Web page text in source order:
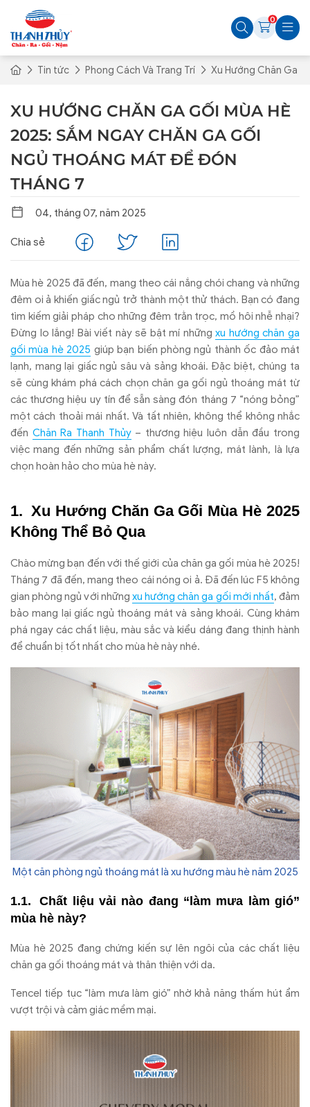
0
Tin tức Phong Cách Và Trang Trí Xu Hướng Chăn Ga
XU HƯỚNG CHĂN GA GỐI MÙA HÈ
2025: SẮM NGAY CHĂN GA GỐI
NGỦ THOÁNG MÁT ĐỂ ĐÓN
THÁNG 7
04, tháng 07, năm 2025
Chia sẻ
Mùa hè 2025 đã đến, mang theo cái nắng chói chang và những
đêm oi ả khiến giấc ngủ trở thành một thử thách. Bạn có đang
tìm kiếm giải pháp cho những đêm trằn trọc, mồ hôi nhễ nhại?
Đừng lo lắng! Bài viết này sẽ bật mí nhữngxu hướng chăn ga
gối mùa hè 2025 giúp bạn biến phòng ngủ thành ốc đảo mát
lạnh, mang lại giấc ngủ sâu và sảng khoái. Đặc biệt, chúng ta
sẽ cùng khám phá cách chọn chăn ga gối ngủ thoáng mát từ
các thương hiệu uy tín để sẵn sàng đón tháng 7 “nóng bỏng”
một cách thoải mái nhất. Và tất nhiên, không thể không nhắc
đến Chăn Ra Thanh Thủy– thương hiệu luôn dẫn đầu trong
việc mang đến những sản phẩm chất lượng, mát lành, là lựa
chọn hoàn hảo cho mùa hè này.
Xu Hướng Chăn Ga Gối Mùa Hè 2025
Không Thể Bỏ Qua
Chào mừng bạn đến với thế giới của chăn ga gối mùa hè 2025!
Tháng 7 đã đến, mang theo cái nóng oi ả. Đã đến lúc F5 không
gian phòng ngủ với những xu hướng chăn ga gối mới nhất, đảm
bảo mang lại giấc ngủ thoáng mát và sảng khoái. Cùng khám
phá ngay các chất liệu, màu sắc và kiểu dáng đang thịnh hành
để chuẩn bị tốt nhất cho mùa hè này nhé.
Một căn phòng ngủ thoáng mát là xu hướng màu hè năm 2025
Chất liệu vải nào đang “làm mưa làm gió”
mùa hè này?
Mùa hè 2025 đang chứng kiến sự lên ngôi của các chất liệu
chăn ga gối thoáng mát và thân thiện với da.
Tencel tiếp tục “làm mưa làm gió” nhờ khả năng thấm hút ẩm
vượt trội và cảm giác mềm mại.